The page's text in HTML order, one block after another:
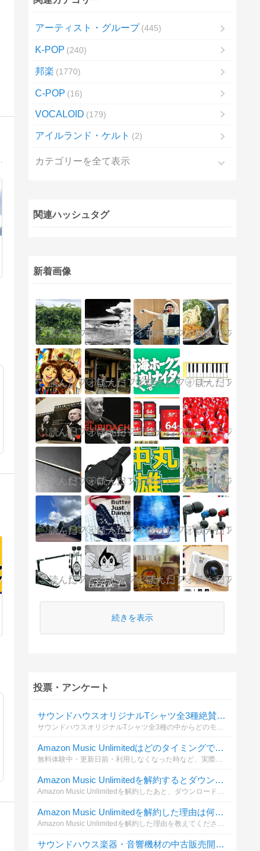
アーティスト・グループ 445
K-POP 240
邦楽 1770
C-POP 16
VOCALOID 179
アイルランド・ケルト 2
カテゴリーを全て表示
関連ハッシュタグ
新着画像
続きを表示
投票・アンケート
サウンドハウスオリジナルTシャツ全3種絶賛発売中！
Amazon Music Unlimitedはどのタイミングで解約しましたか？
無料体験中・更新日前・利用しなくなった時など、実際にいつ解約しましたか？これから解約する人の参考になるよう投票をお願いします。解約手順や注意点はこちらの記事でも詳しく解説しています。
Amazon Music Unlimitedを解約するとダウンロードした曲はどうなると思いますか？
Amazon Music Unlimitedを解約したあと、ダウンロード済みの曲について気になったことはありますか？解約前に確認したいポイントや注意点を共有しましょう。
Amazon Music Unlimitedを解約した理由は何ですか？
Amazon Music Unlimitedを解約した理由を教えてください。料金・利用頻度・音質・他サービスへの乗り換えなど、実際の理由を知りたいです。解約方法や注意点はこちらも参考になります。
サウンドハウス楽器・音響機材の中古販売開始！